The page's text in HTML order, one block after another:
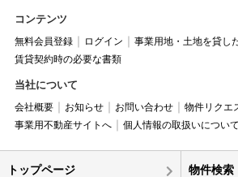
コンテンツ
無料会員登録 ログイン
事業用地・土地を貸し
賃貸契約時の必要な書類
当社について
会社概要 お知らせ お問い合わせ 物件リクエ
事業用不動産サイトへ
個人情報の取扱いについて
トップページ 物件検索